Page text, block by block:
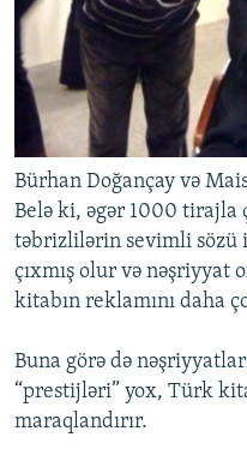
Bürhan Doğançay və
Belə ki, əgər 1000 tirajla
təbrizlilərin sevimli sözü
çıxmış olur və nəşriyyat
kitabın reklamını daha
Buna görə də
“prestijləri” yox, Türk
maraqlandırır.